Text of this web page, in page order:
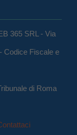
365 SRL - Via
Codice Fiscale e
di Roma